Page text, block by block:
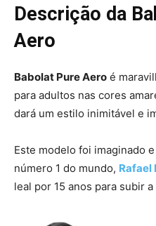
Descrição da
Aero
Babolat Pure Aero é
para adultos nas cores
dará um estilo inimitável e
Este modelo foi imaginado
número 1 do mundo, Rafael
leal por 15 anos para subir